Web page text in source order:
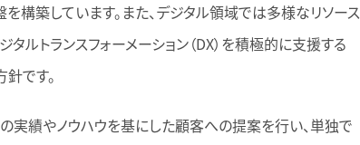
築しています。また、デジタル領域では多様なリソース
ルトランスフォーメーション（DX）を積極的に支援する
です。
実績やノウハウを基にした顧客への提案を行い、単独で